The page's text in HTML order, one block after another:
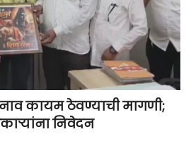
कायम ठेवण्याची मागणी;
निवेदन